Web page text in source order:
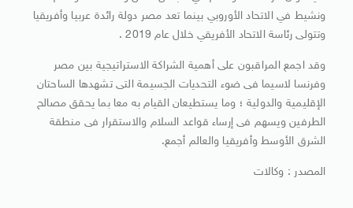
ونشيط في الاتحاد الأوروبي بينما تعد مصر دولة رائدة عربيا وأفريقيا
وتتولى رئاسة الاتحاد الأفريقي خلال عام 2019 .
وقد اجمع المراقبون على أهمية الشراكة الاستراتيجية بين مصر
وفرنسا لاسيما فى ضوء التحديات الجسيمة التى تشهدها الساحتان
الإقليمية والدولية ؛ وما يستطيعان القيام به معا بما يحقق مصالح
الطرفين ويسهم فى إرساء قواعد السلام والاستقرار فى منطقة
الشرق الأوسط وأفريقيا والعالم أجمع.
المصدر : وكالات